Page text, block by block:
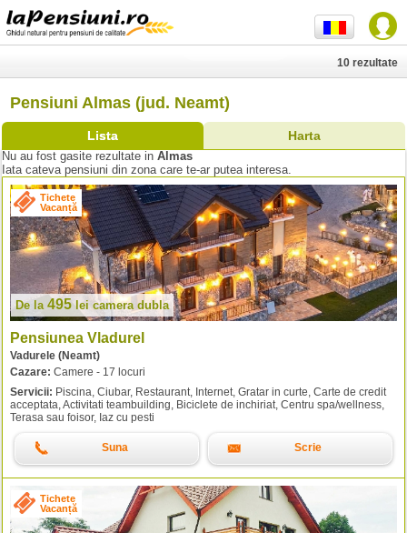
Pensiuni Almas (jud. Neamt)
Lista Harta
10 rezultate
Nu au fost gasite rezultate in Almas
Iata cateva pensiuni din zona care te-ar putea interesa.
Tichete
Vacanță
De la 495 lei camera dubla
Pensiunea Vladurel
Vadurele (Neamt)
Cazare: Camere - 17 locuri
Servicii: Piscina, Ciubar, Restaurant, Internet, Gratar in curte, Carte de credit
acceptata, Activitati teambuilding, Biciclete de inchiriat, Centru spa/wellness,
Terasa sau foisor, Iaz cu pesti
Suna Scrie
Tichete
Vacanță